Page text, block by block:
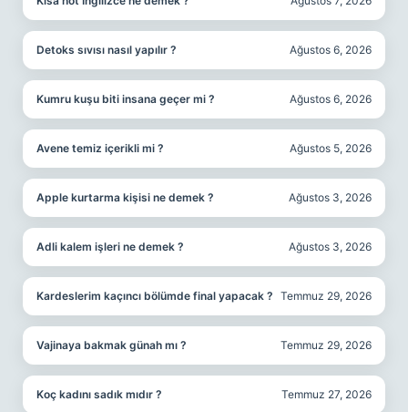
Detoks sıvısı nasıl yapılır ? Ağustos 6, 2026
Kumru kuşu biti insana geçer mi ? Ağustos 6, 2026
Avene temiz içerikli mi ? Ağustos 5, 2026
Apple kurtarma kişisi ne demek ? Ağustos 3, 2026
Adli kalem işleri ne demek ? Ağustos 3, 2026
Kardeslerim kaçıncı bölümde final yapacak ? Temmuz 29, 2026
Vajinaya bakmak günah mı ? Temmuz 29, 2026
Koç kadını sadık mıdır ? Temmuz 27, 2026